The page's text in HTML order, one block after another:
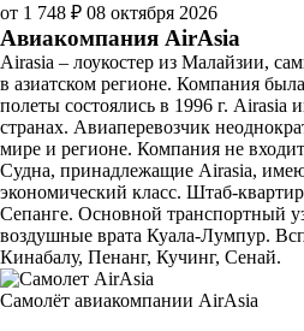
от 1 748 ₽ 08 октября 2026
Авиакомпания AirAsia
Airasia – лоукостер из Малайзии,
в азиатском регионе. Компания
полеты состоялись в 1996 г. Airasia
странах. Авиаперевозчик
мире и регионе. Компания не
Судна, принадлежащие Airasia,
экономический класс. Штаб-
Сепанге. Основной транспортный
воздушные врата Куала-Лумпур.
Кинабалу, Пенанг, Кучинг, Сенай.
Самолёт авиакомпании AirAsia